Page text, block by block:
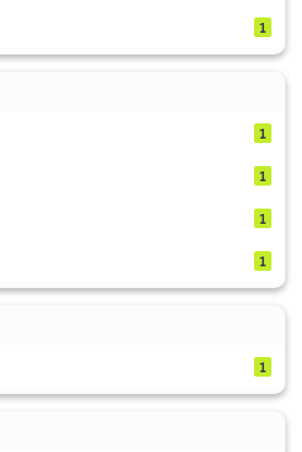
1
1
1
1
1
1